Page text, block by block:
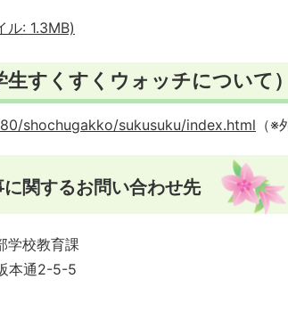
ル: 1.3MB)
すくすくウォッチについて）
shochugakko/sukusuku/index.html （※
に関するお問い合わせ先
学校教育課
本通2-5-5